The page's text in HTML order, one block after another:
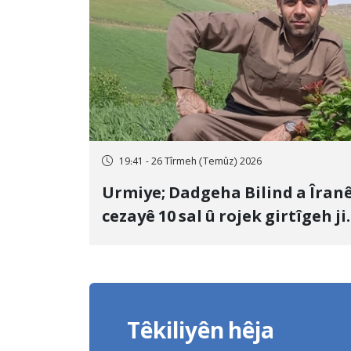
19:41 - 26 Tîrmeh (Temûz) 2026
Urmiye; Dadgeha Bilind a
cezayê 10 sal û rojek girtîgeh ji
Têkiliyên hêja